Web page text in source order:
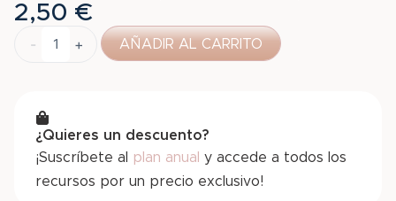
2,50 €
- + AÑADIR AL CARRITO
¿Quieres un descuento?
¡Suscríbete al
plan anual y accede a todos los
recursos por un precio exclusivo!